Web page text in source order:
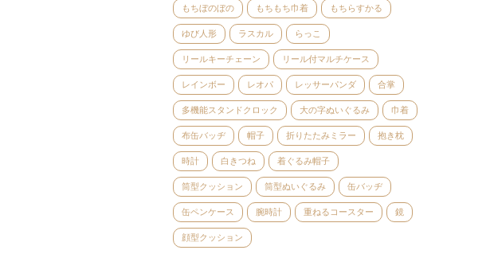
もちぼのぼの もちもち巾着 もちらすかる
ゆび人形 ラスカル らっこ
リールキーチェーン リール付マルチケース
レインボー レオパ レッサーパンダ 合掌
多機能スタンドクロック 大の字ぬいぐるみ 巾着
布缶バッヂ 帽子 折りたたみミラー 抱き枕
時計 白きつね 着ぐるみ帽子
筒型クッション 筒型ぬいぐるみ 缶バッヂ
缶ペンケース 腕時計 重ねるコースター 鏡
顔型クッション